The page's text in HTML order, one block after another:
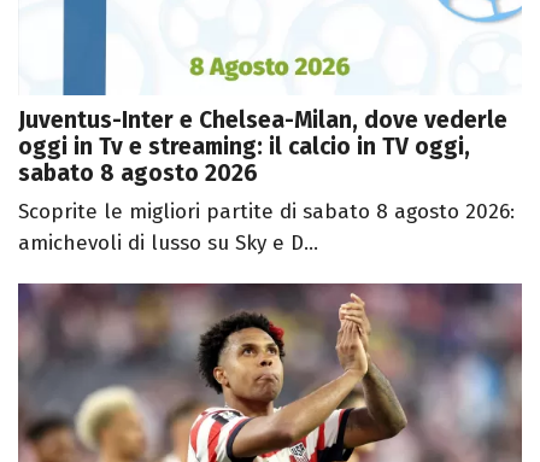
Juventus-Inter e Chelsea-Milan, dove vederle
oggi in Tv e streaming: il calcio in TV oggi,
sabato 8 agosto 2026
Scoprite le migliori partite di sabato 8 agosto 2026:
amichevoli di lusso su Sky e D...